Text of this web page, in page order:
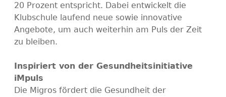
20 Prozent entspricht. Dabei entwickelt die
Klubschule laufend neue sowie innovative
Angebote, um auch weiterhin am Puls der Zeit
zu bleiben.
Inspiriert von der Gesundheitsinitiative
iMpuls
Die Migros fördert die Gesundheit der